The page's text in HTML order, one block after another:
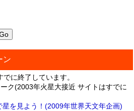
ン
に終了しています。
ク(2003年火星大接近 サイトはすでに
を見よう！(2009年世界天文年企画)